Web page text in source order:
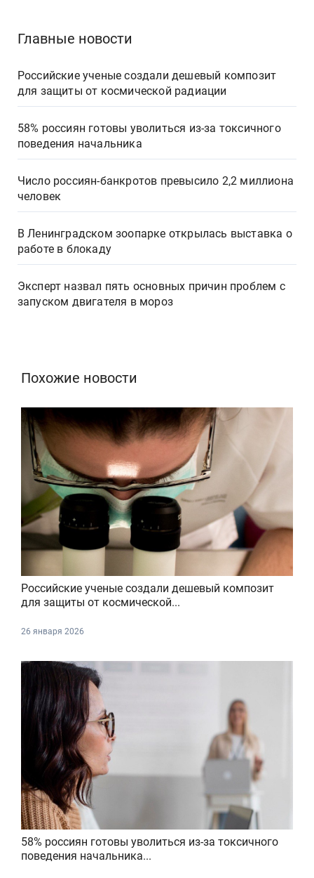
Главные новости
Российские ученые создали дешевый композит
для защиты от космической радиации
58% россиян готовы уволиться из-за токсичного
поведения начальника
Число россиян-банкротов превысило 2,2 миллиона
человек
В Ленинградском зоопарке открылась выставка о
работе в блокаду
Эксперт назвал пять основных причин проблем с
запуском двигателя в мороз
Похожие новости
Российские ученые создали дешевый композит
для защиты от космической...
26 января 2026
58% россиян готовы уволиться из-за токсичного
поведения начальника...